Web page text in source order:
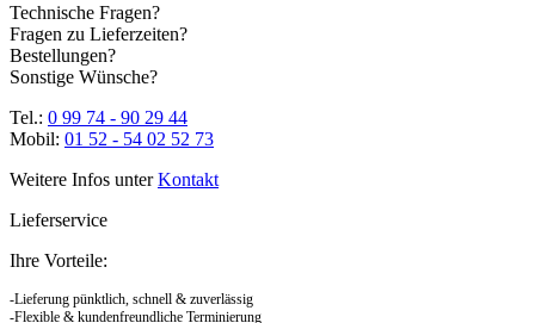
Technische Fragen?
Fragen zu Lieferzeiten?
Bestellungen?
Sonstige Wünsche?
Tel.: 0 99 74 - 90 29 44
Mobil: 01 52 - 54 02 52 73
Weitere Infos unterKontakt
Lieferservice
Ihre Vorteile:
-Lieferung pünktlich, schnell & zuverlässig
-Flexible & kundenfreundliche Terminierung